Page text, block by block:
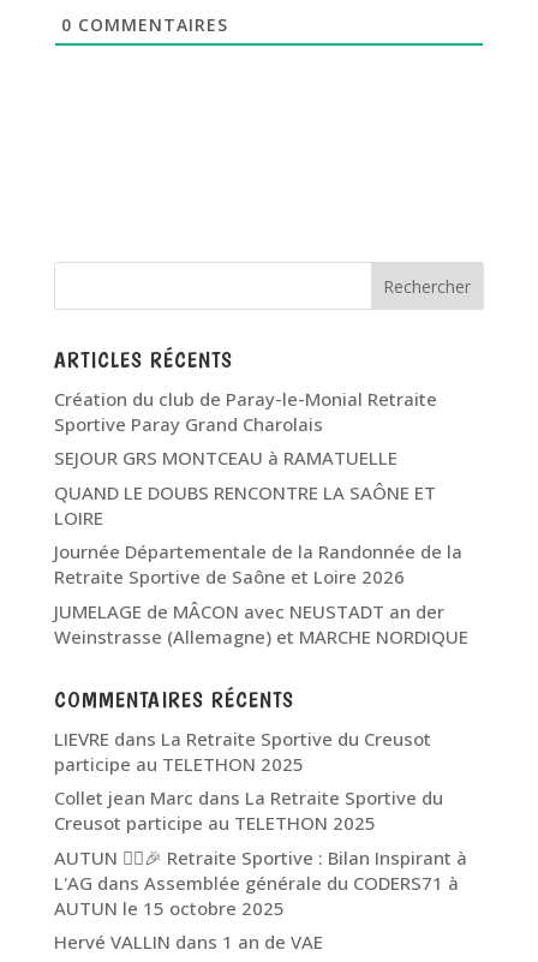
0 COMMENTAIRES
ARTICLES RÉCENTS
Création du club de Paray-le-Monial Retraite
Sportive Paray Grand Charolais
SEJOUR GRS MONTCEAU à RAMATUELLE
QUAND LE DOUBS RENCONTRE LA SAÔNE ET
LOIRE
Journée Départementale de la Randonnée de la
Retraite Sportive de Saône et Loire 2026
JUMELAGE de MÂCON avec NEUSTADT an der
Weinstrasse (Allemagne) et MARCHE NORDIQUE
COMMENTAIRES RÉCENTS
LIEVRE dans La Retraite Sportive du Creusot
participe au TELETHON 2025
Collet jean Marc dans La Retraite Sportive du
Creusot participe au TELETHON 2025
AUTUN 🏃‍♂️🎉 Retraite Sportive : Bilan Inspirant à
L'AG dans Assemblée générale du CODERS71 à
AUTUN le 15 octobre 2025
Hervé VALLIN dans 1 an de VAE